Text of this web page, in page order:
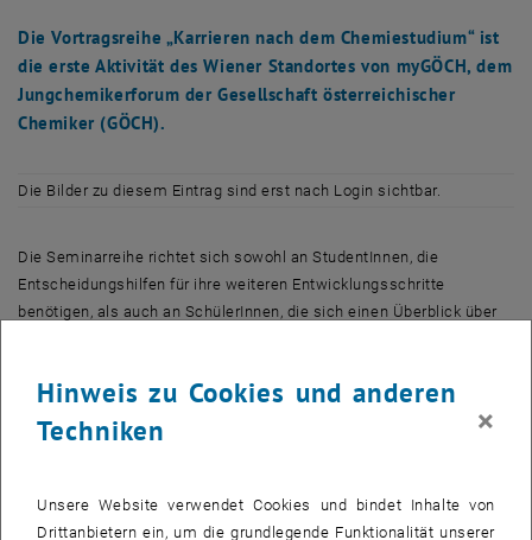
Die Vortragsreihe „Karrieren nach dem Chemiestudium“ ist
die erste Aktivität des Wiener Standortes von myGÖCH, dem
Jungchemikerforum der Gesellschaft österreichischer
Chemiker (GÖCH).
Die Bilder zu diesem Eintrag sind erst nach Login sichtbar.
Die Seminarreihe richtet sich sowohl an StudentInnen, die
Entscheidungshilfen für ihre weiteren Entwicklungsschritte
benötigen, als auch an SchülerInnen, die sich einen Überblick über
myGÖCH – Das Jungchemikerforum der GÖCH stellt sich vor
Mitglieder unter 35.
Hinweis zu Cookies und anderen
Techniken
×
Unsere Website verwendet Cookies und bindet Inhalte von
Drittanbietern ein, um die grundlegende Funktionalität unserer